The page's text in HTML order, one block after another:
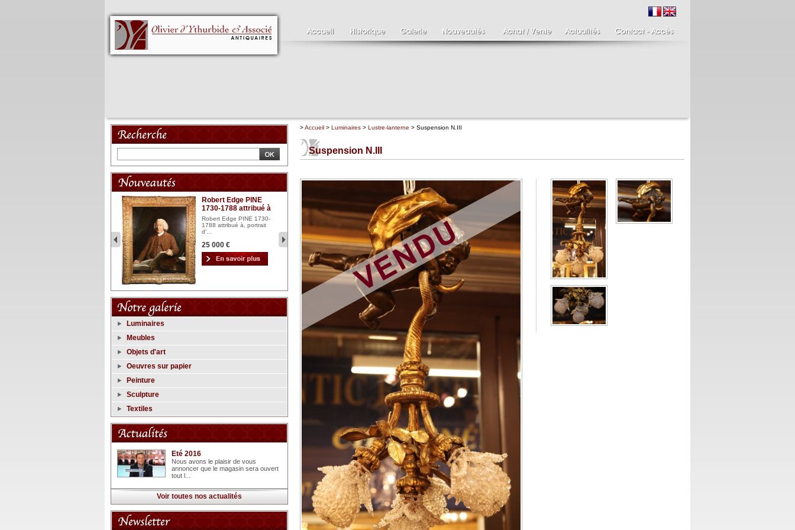
Robert Edge PINE
1730-1788 attribué à
Robert Edge PINE 1730-
1788 attribué à, portrait
d'...
25 000 €
Clément SERVEAU
1886-1972
Clément SERVEAU 1886-
1972 "Portrait de Boxer"
Hui...
2 500 €
Paire de bougeoirs fin
XVIIIème
Paire de bougeoirs putti
tenant une torchère en
1 700 €
Luminaires
Meubles
Objets d'art
Oeuvres sur papier
Peinture
Sculpture
Textiles
Eté 2016
Nous avons le plaisir de vous
annoncer que le magasin sera ouvert
tout l...
Voir toutes nos actualités
>Accueil > Luminaires > Lustre-lanterne > Suspension N.III
Suspension N.III